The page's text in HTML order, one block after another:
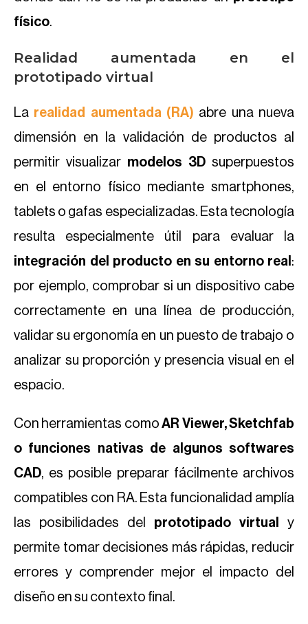
físico.
Realidad aumentada en el
prototipado virtual
La realidad aumentada (RA) abre una nueva
dimensión en la validación de productos al
permitir visualizar modelos 3D superpuestos
en el entorno físico mediante smartphones,
tablets o gafas especializadas. Esta tecnología
resulta especialmente útil para evaluar la
integración del producto en su entorno real :
por ejemplo, comprobar si un dispositivo cabe
correctamente en una línea de producción,
validar su ergonomía en un puesto de trabajo o
analizar su proporción y presencia visual en el
espacio.
Con herramientas comoAR Viewer, Sketchfab
o funciones nativas de algunos softwares
CAD, es posible preparar fácilmente archivos
compatibles con RA. Esta funcionalidad amplía
las posibilidades del prototipado virtual
y
permite tomar decisiones más rápidas, reducir
errores y comprender mejor el impacto del
diseño en su contexto final.